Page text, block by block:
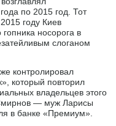
по 2015 год. Тот
году Киев
носорога в
слоганом
контролировал
который повторил
владельцев этого
— муж Ларисы
в банке «Премиум».